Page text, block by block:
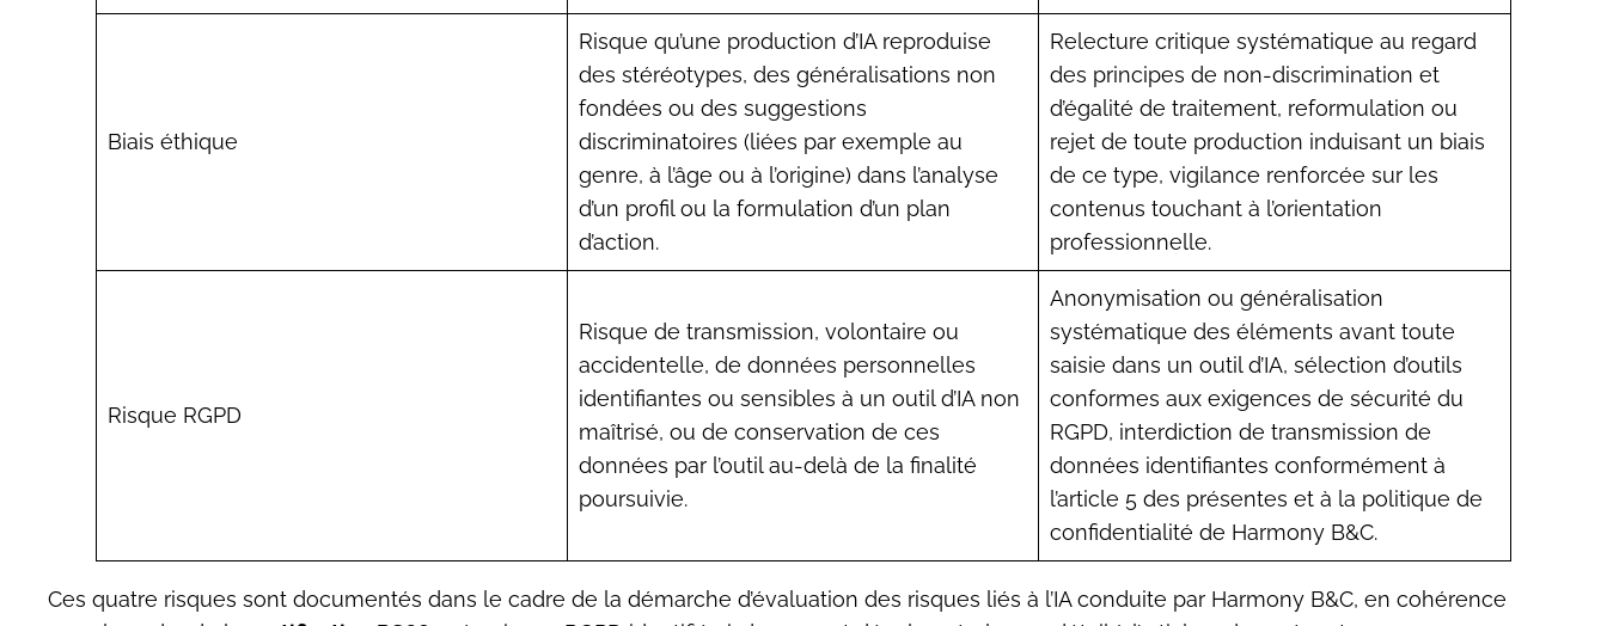
Biais éthique
Risque qu’une production d’IA reproduise
des stéréotypes, des généralisations non
fondées ou des suggestions
discriminatoires (liées par exemple au
genre, à l’âge ou à l’origine) dans l’analyse
d’un profil ou la formulation d’un plan
d’action.
Relecture critique systématique au regard
des principes de non-discrimination et
d’égalité de traitement, reformulation ou
rejet de toute production induisant un biais
de ce type, vigilance renforcée sur les
contenus touchant à l’orientation
professionnelle.
Risque RGPD
Risque de transmission, volontaire ou
accidentelle, de données personnelles
identifiantes ou sensibles à un outil d’IA non
maîtrisé, ou de conservation de ces
données par l’outil au-delà de la finalité
poursuivie.
Anonymisation ou généralisation
systématique des éléments avant toute
saisie dans un outil d’IA, sélection d’outils
conformes aux exigences de sécurité du
RGPD, interdiction de transmission de
données identifiantes conformément à
l’article 5 des présentes et à la politique de
confidentialité de Harmony B&C.
Ces quatre risques sont documentés dans le cadre de la démarche d’évaluation des risques liés à l’IA conduite par Harmony B&C, en cohérence